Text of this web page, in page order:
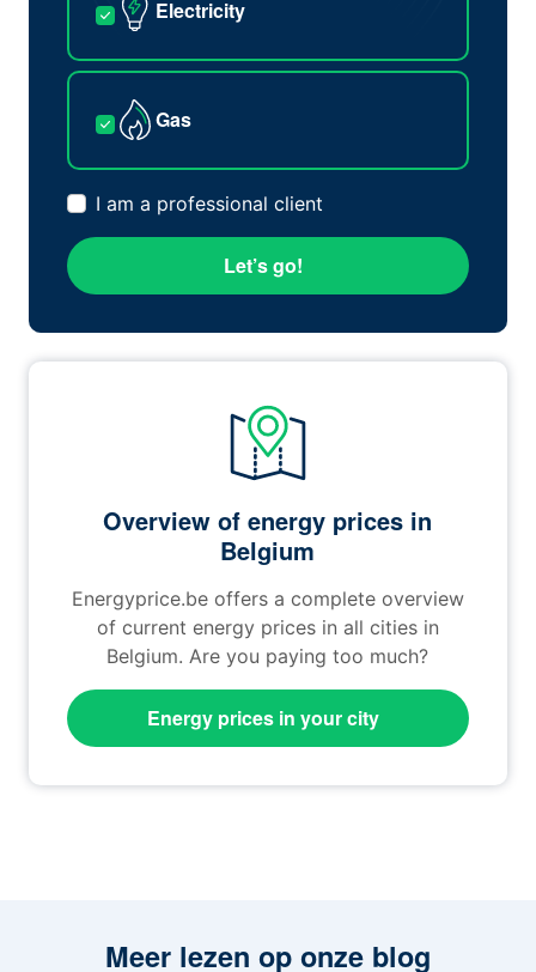
Electricity
Gas
I am a professional client
Let’s go!
Overview of energy prices in
Belgium
Energyprice.be offers a complete overview
of current energy prices in all cities in
Belgium. Are you paying too much?
Energy prices in your city
Meer lezen op onze blog